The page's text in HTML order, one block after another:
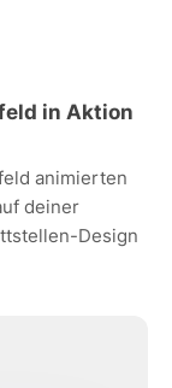
in Aktion
animierten
deiner
Design